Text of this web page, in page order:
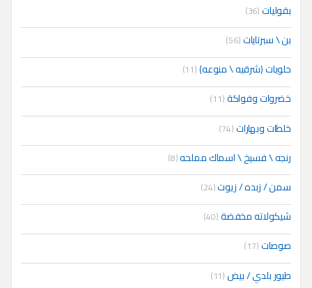
بقوليات(36)
بن \ سبرتايات(56)
حلويات (شرقيه \ منوعه)(11)
خضروات وفواكة(11)
خلطات وبهارات(74)
رنجه \ فسيخ \ اسماك مملحه(8)
سمن / زبده / زيوت(24)
شيكولاته مخفضة(40)
صوصات(17)
طيور بلدي / بيض(11)